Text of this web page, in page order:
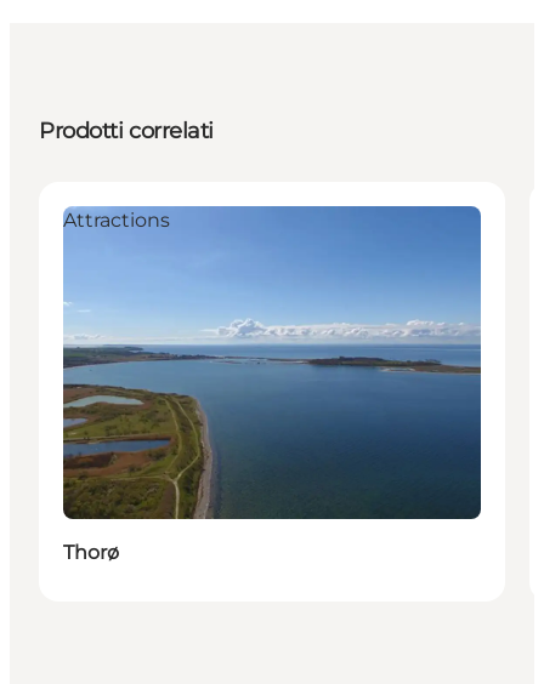
Prodotti correlati
Attractions
Thorø